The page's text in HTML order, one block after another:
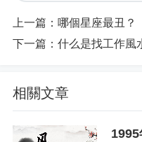
上一篇： 哪個星座最丑？
下一篇： 什么是找工作風
相關文章